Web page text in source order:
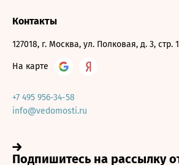
Контакты
127018, г. Москва, ул. Полковая, д. 3, стр. 1
На карте
+7 495 956-34-58
info@vedomosti.ru